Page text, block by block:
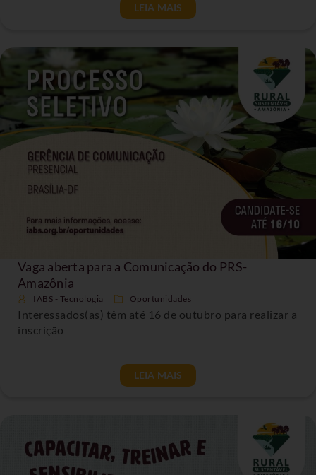
LEIA MAIS
Vaga aberta para a Comunicação do PRS-
Amazônia
IABS - Tecnologia Oportunidades
Interessados(as) têm até 16 de outubro para realizar a
inscrição
LEIA MAIS